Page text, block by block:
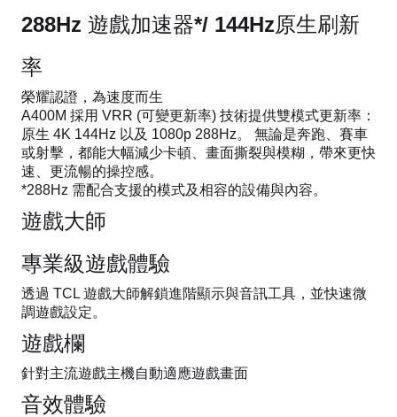
288Hz 遊戲加速器*/ 144Hz原生刷新
率
榮耀認證，為速度而生
A400M 採用 VRR (可變更新率) 技術提供雙模式更新率：
原生 4K 144Hz 以及 1080p 288Hz。 無論是奔跑、賽車
或射擊，都能大幅減少卡頓、畫面撕裂與模糊，帶來更快
速、更流暢的操控感。
*288Hz 需配合支援的模式及相容的設備與內容。
遊戲大師
專業級遊戲體驗
透過 TCL 遊戲大師解鎖進階顯示與音訊工具，並快速微
調遊戲設定。
遊戲欄
針對主流遊戲主機自動適應遊戲畫面
音效體驗